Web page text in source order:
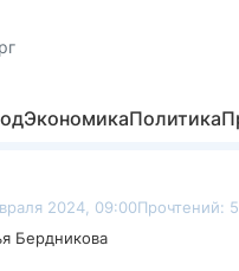
ЭкономикаПолитика
2024, 09:00Прочтений:
Бердникова